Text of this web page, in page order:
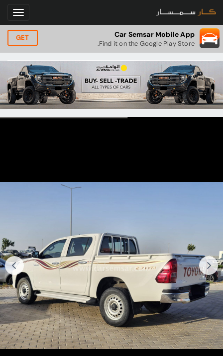
Car Semsar Mobile App
Find it on the Google Play Store.
GET